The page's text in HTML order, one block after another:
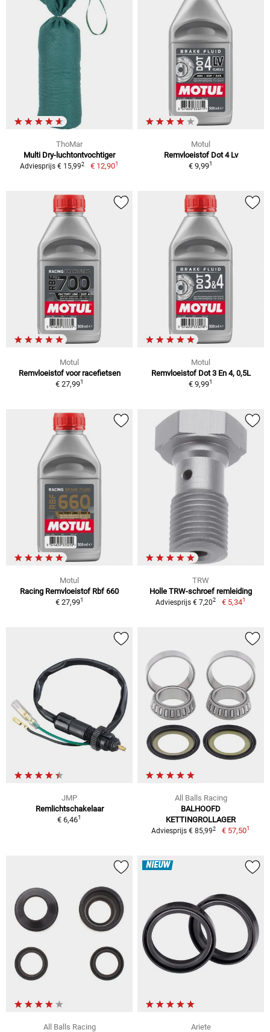
ThoMar
Multi Dry-luchtontvochtiger
Adviesprijs € 15,992 € 12,901
Motul
Remvloeistof Dot 4 Lv
€ 9,991
Motul
Remvloeistof voor racefietsen
€ 27,991
Motul
Remvloeistof Dot 3 En 4, 0,5L
€ 9,991
Motul
Racing Remvloeistof Rbf 660
€ 27,991
TRW
Holle TRW-schroef remleiding
Adviesprijs € 7,202 € 5,341
JMP
Remlichtschakelaar
€ 6,461
All Balls Racing
BALHOOFD
KETTINGROLLAGER
Adviesprijs € 85,992 € 57,501
All Balls Racing
NIEUW
Ariete